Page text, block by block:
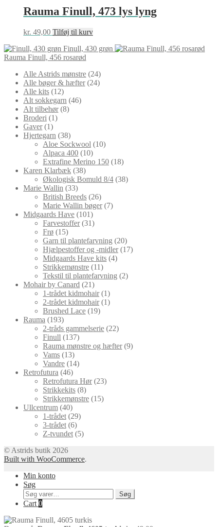
Rauma Finull, 473 lys lyng
kr. 49,00 Tilføj til kurv
Finull, 430 grøn
Rauma Finull, 456 rosarød
Alle Astrids mønstre 2424
varer
Alle bøger & hæfter 2424
Alle kits 1212
varer
Alt sokkegarn 4646
Alt tilbehør 88
Broderi 11
Gaver 11
vare
Hjertegarn 3838
varer
Aloe Sockwool 1010
Alpaca 400 1010
varer
Extrafine Merino 150 1818
Karen Klarbæk 3838
varer
Økologisk Bomuld 8/4 3838
Marie Wallin 3333
varer
British Breeds 2626
varer
Marie Wallin bøger 77
Midgaards Have 101101
varer
Farvestoffer 3131
Frø 1515
varer
Garn til plantefarvning 2020
varer
Hjælpestoffer og -midler 1717
Midgaards Have kits 44
Strikkemønstre 1111
varer
Tekstil til plantefarvning 22
Mohair by Canard 2121
varer
1-trådet kidmohair 11
vare
2-trådet kidmohair 11
Brushed Lace 1919
Rauma 193193
varer
2-tråds gammelserie 2222
Finull 137137
varer
Rauma mønstre og hæfter 99
Vams 1313
varer
Vandre 1414
Retrofutura 4646
varer
Retrofutura Hør 2323
Strikkekits 88
varer
Strikkemønstre 1515
Ullcentrum 4040
varer
1-trådet 2929
3-trådet 66
varer
Z-tvundet 55
© Astrids butik 2026
Built with WooCommerce.
Min konto
Søg
Søg
efter:
Søg
Cart 0